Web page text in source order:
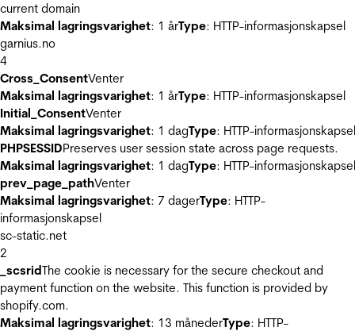
current domain
Maksimal lagringsvarighet: 1 årType: HTTP-informasjonskapsel
garnius.no
4
Cross_ConsentVenter
Maksimal lagringsvarighet: 1 årType: HTTP-informasjonskapsel
Initial_ConsentVenter
Maksimal lagringsvarighet: 1 dagType: HTTP-informasjonskapsel
PHPSESSIDPreserves user session state across page requests.
Maksimal lagringsvarighet: 1 dagType: HTTP-informasjonskapsel
prev_page_pathVenter
Maksimal lagringsvarighet: 7 dagerType: HTTP-
informasjonskapsel
sc-static.net
2
_scsridThe cookie is necessary for the secure checkout and
payment function on the website. This function is provided by
shopify.com.
Maksimal lagringsvarighet: 13 månederType: HTTP-